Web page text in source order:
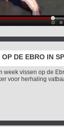
OP DE EBRO IN
week vissen op de
voor herhaling